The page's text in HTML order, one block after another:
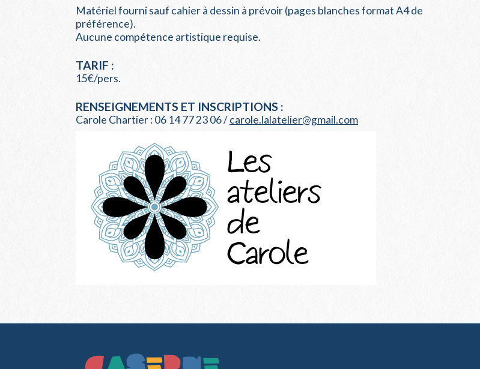
Matériel fourni sauf cahier à dessin à prévoir (pages blanches format A4 de
préférence).
Aucune compétence artistique requise.
TARIF :
15€/pers.
RENSEIGNEMENTS ET INSCRIPTIONS :
Carole Chartier : 06 14 77 23 06 /carole.lalatelier@gmail.com